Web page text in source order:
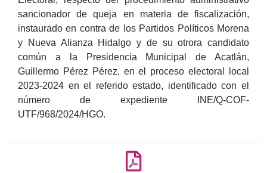
sancionador de queja en materia de fiscalización,
instaurado en contra de los Partidos Políticos Morena
y Nueva Alianza Hidalgo y de su otrora candidato
común a la Presidencia Municipal de Acatlán,
Guillermo Pérez Pérez, en el proceso electoral local
2023-2024 en el referido estado, identificado con el
número de expediente INE/Q-COF-
UTF/968/2024/HGO.